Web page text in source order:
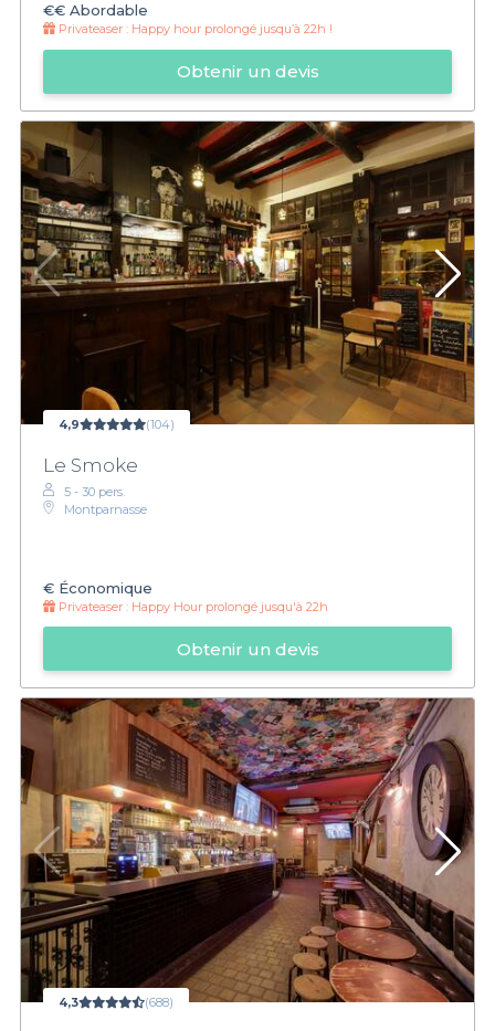
€€ Abordable
Privateaser : Happy hour prolongé jusqu’à 22h !
Obtenir un devis
4,9 (104)
Le Smoke
5 - 30 pers.
Montparnasse
€ Économique
Privateaser : Happy Hour prolongé jusqu'à 22h
Obtenir un devis
4,3 (688)